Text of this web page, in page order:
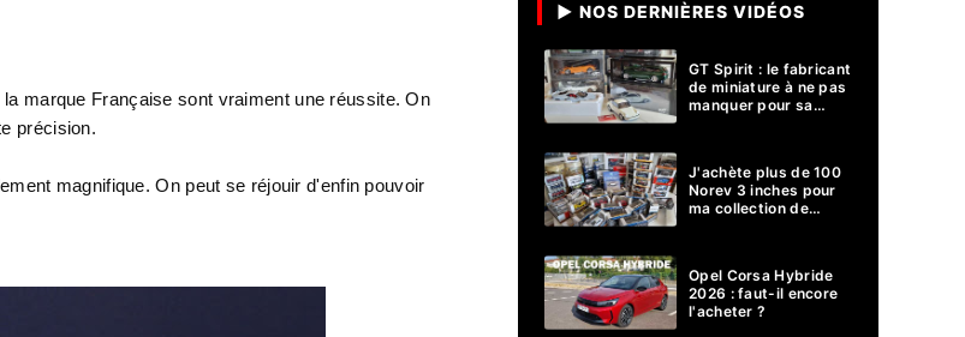
marque Française sont vraiment une réussite. On
précision.
magnifique. On peut se réjouir d'enfin pouvoir
▶ NOS DERNIÈRES VIDÉOS
GT Spirit : le fabricant
de miniature à ne pas
manquer pour sa
J'achète plus de 100
Norev 3 inches pour
ma collection de
Opel Corsa Hybride
2026 : faut-il encore
l'acheter ?